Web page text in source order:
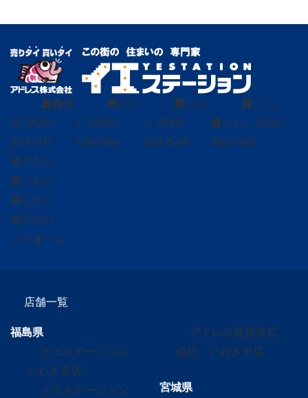
総合受
付 0120-
297-011
売りた
い 0120-
139-664
買いた
い 0120-
424-544
貸し たい
借り たい 0120-
302-563
売りたい
買いたい
貸したい
借りたい
リフォーム
店舗一覧
福島県
イエステーション
いわき平店
イエステーション
アドレス賃貸株式
会社 いわき平店
宮城県